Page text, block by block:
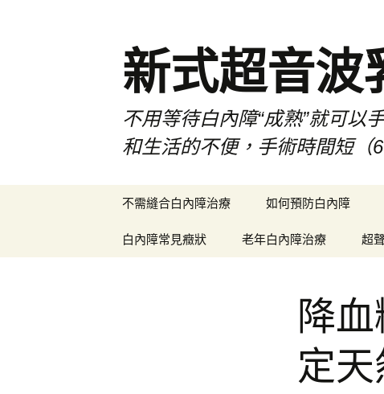
新式超音波
不用等待白內障“成熟”就可以
和生活的不便，手術時間短（
不需縫合白內障治療 如何預防白內障
白內障常見癥狀 老年白內障治療 超
降
定